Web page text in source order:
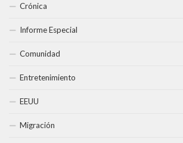
Crónica
Informe Especial
Comunidad
Entretenimiento
EEUU
Migración